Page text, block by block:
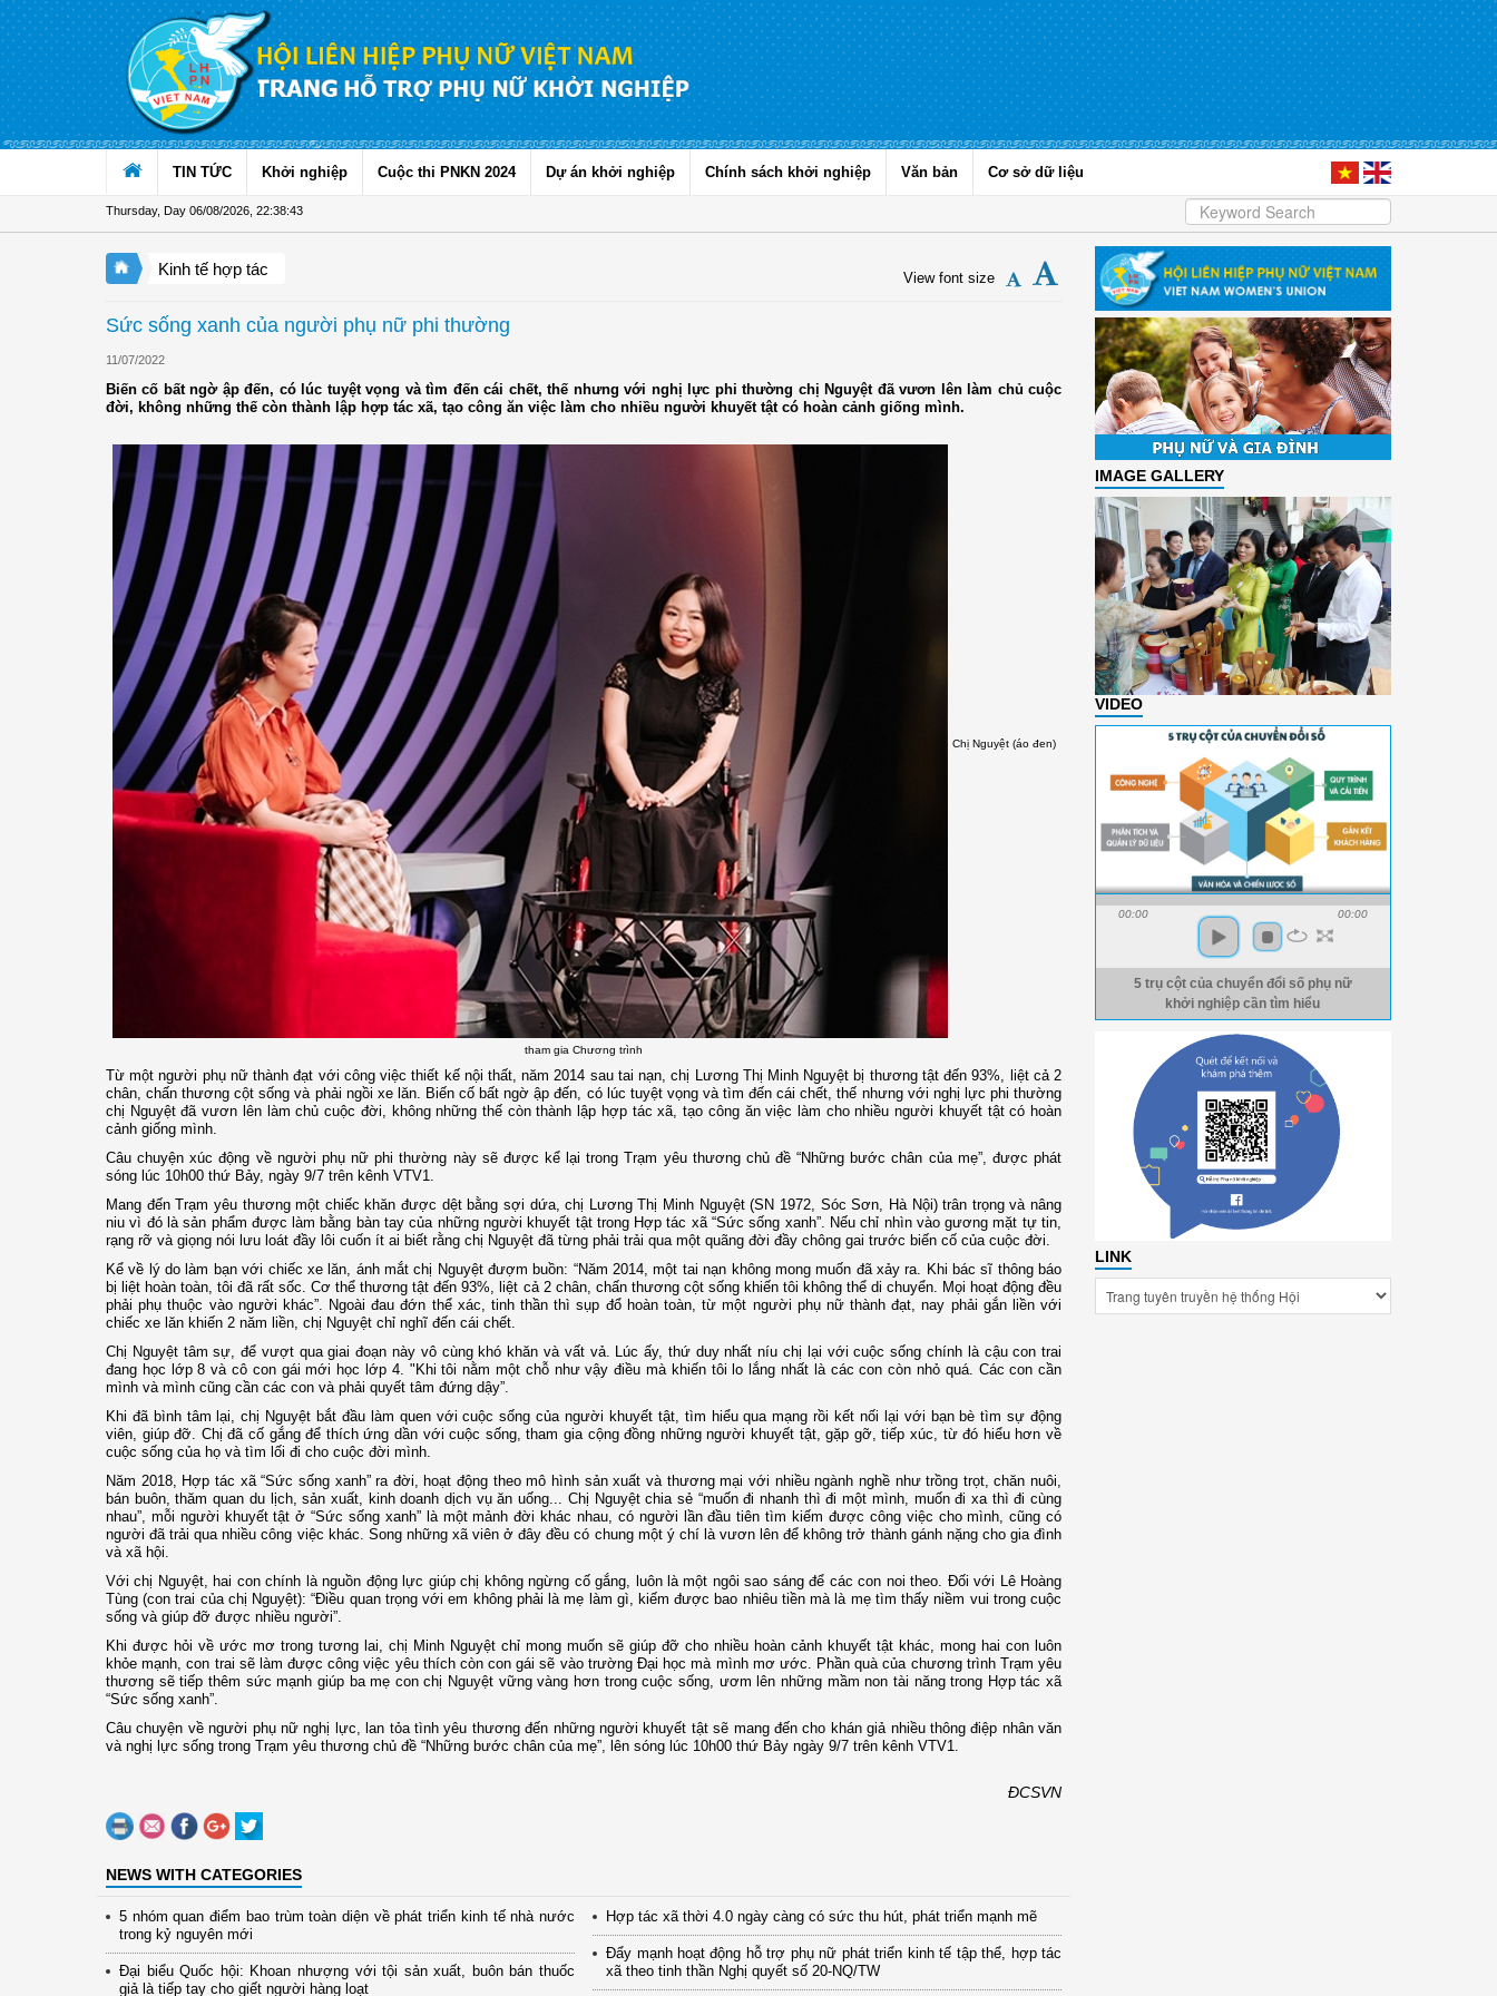
Skip to Content
TIN TỨC Khởi nghiệp Cuộc thi PNKN 2024 Dự án khởi nghiệp Chính sách khởi nghiệp Văn bản Cơ sở dữ liệu
Thursday, Day 06/08/2026 22:38:44
Kinh tế hợp tác View font size
Sức sống xanh của người phụ nữ phi thường
11/07/2022
Biến cố bất ngờ ập đến, có lúc tuyệt vọng và tìm đến cái chết, thế nhưng với nghị lực phi thường chị Nguyệt đã vươn lên làm chủ cuộc
đời, không những thế còn thành lập hợp tác xã, tạo công ăn việc làm cho nhiều người khuyết tật có hoàn cảnh giống mình.
Chị Nguyệt (áo đen)
tham gia Chương trình
Từ một người phụ nữ thành đạt với công việc thiết kế nội thất, năm 2014 sau tai nạn, chị Lương Thị Minh Nguyệt bị thương tật đến 93%, liệt cả 2
chân, chấn thương cột sống và phải ngồi xe lăn. Biến cố bất ngờ ập đến, có lúc tuyệt vọng và tìm đến cái chết, thế nhưng với nghị lực phi thường
chị Nguyệt đã vươn lên làm chủ cuộc đời, không những thế còn thành lập hợp tác xã, tạo công ăn việc làm cho nhiều người khuyết tật có hoàn
cảnh giống mình.
Câu chuyện xúc động về người phụ nữ phi thường này sẽ được kể lại trong Trạm yêu thương chủ đề “Những bước chân của mẹ”, được phát
sóng lúc 10h00 thứ Bảy, ngày 9/7 trên kênh VTV1.
Mang đến Trạm yêu thương một chiếc khăn được dệt bằng sợi dứa, chị Lương Thị Minh Nguyệt (SN 1972, Sóc Sơn, Hà Nội) trân trọng và nâng
niu vì đó là sản phẩm được làm bằng bàn tay của những người khuyết tật trong Hợp tác xã “Sức sống xanh”. Nếu chỉ nhìn vào gương mặt tự tin,
rạng rỡ và giọng nói lưu loát đầy lôi cuốn ít ai biết rằng chị Nguyệt đã từng phải trải qua một quãng đời đầy chông gai trước biến cố của cuộc đời.
Kể về lý do làm bạn với chiếc xe lăn, ánh mắt chị Nguyệt đượm buồn: “Năm 2014, một tai nạn không mong muốn đã xảy ra. Khi bác sĩ thông báo
bị liệt hoàn toàn, tôi đã rất sốc. Cơ thể thương tật đến 93%, liệt cả 2 chân, chấn thương cột sống khiến tôi không thể di chuyển. Mọi hoạt động đều
phải phụ thuộc vào người khác”. Ngoài đau đớn thể xác, tinh thần thì sụp đổ hoàn toàn, từ một người phụ nữ thành đạt, nay phải gắn liền với
chiếc xe lăn khiến 2 năm liền, chị Nguyệt chỉ nghĩ đến cái chết.
Chị Nguyệt tâm sự, để vượt qua giai đoạn này vô cùng khó khăn và vất vả. Lúc ấy, thứ duy nhất níu chị lại với cuộc sống chính là cậu con trai
đang học lớp 8 và cô con gái mới học lớp 4. "Khi tôi nằm một chỗ như vậy điều mà khiến tôi lo lắng nhất là các con còn nhỏ quá. Các con cần
mình và mình cũng cần các con và phải quyết tâm đứng dậy”.
Khi đã bình tâm lại, chị Nguyệt bắt đầu làm quen với cuộc sống của người khuyết tật, tìm hiểu qua mạng rồi kết nối lại với bạn bè tìm sự động
viên, giúp đỡ. Chị đã cố gắng để thích ứng dần với cuộc sống, tham gia cộng đồng những người khuyết tật, gặp gỡ, tiếp xúc, từ đó hiểu hơn về
cuộc sống của họ và tìm lối đi cho cuộc đời mình.
Năm 2018, Hợp tác xã “Sức sống xanh” ra đời, hoạt động theo mô hình sản xuất và thương mại với nhiều ngành nghề như trồng trọt, chăn nuôi,
bán buôn, thăm quan du lịch, sản xuất, kinh doanh dịch vụ ăn uống... Chị Nguyệt chia sẻ “muốn đi nhanh thì đi một mình, muốn đi xa thì đi cùng
nhau”, mỗi người khuyết tật ở “Sức sống xanh” là một mảnh đời khác nhau, có người lần đầu tiên tìm kiếm được công việc cho mình, cũng có
người đã trải qua nhiều công việc khác. Song những xã viên ở đây đều có chung một ý chí là vươn lên để không trở thành gánh nặng cho gia đình
và xã hội.
Với chị Nguyệt, hai con chính là nguồn động lực giúp chị không ngừng cố gắng, luôn là một ngôi sao sáng để các con noi theo. Đối với Lê Hoàng
Tùng (con trai của chị Nguyệt): “Điều quan trọng với em không phải là mẹ làm gì, kiếm được bao nhiêu tiền mà là mẹ tìm thấy niềm vui trong cuộc
sống và giúp đỡ được nhiều người”.
Khi được hỏi về ước mơ trong tương lai, chị Minh Nguyệt chỉ mong muốn sẽ giúp đỡ cho nhiều hoàn cảnh khuyết tật khác, mong hai con luôn
khỏe mạnh, con trai sẽ làm được công việc yêu thích còn con gái sẽ vào trường Đại học mà mình mơ ước. Phần quà của chương trình Trạm yêu
thương sẽ tiếp thêm sức mạnh giúp ba mẹ con chị Nguyệt vững vàng hơn trong cuộc sống, ươm lên những mầm non tài năng trong Hợp tác xã
“Sức sống xanh”.
Câu chuyện về người phụ nữ nghị lực, lan tỏa tình yêu thương đến những người khuyết tật sẽ mang đến cho khán giả nhiều thông điệp nhân văn
và nghị lực sống trong Trạm yêu thương chủ đề “Những bước chân của mẹ”, lên sóng lúc 10h00 thứ Bảy ngày 9/7 trên kênh VTV1.
ĐCSVN
NEWS WITH CATEGORIES
5 nhóm quan điểm bao trùm toàn diện về phát triển kinh tế nhà nước
trong kỷ nguyên mới
Đại biểu Quốc hội: Khoan nhượng với tội sản xuất, buôn bán thuốc
giả là tiếp tay cho giết người hàng loạt
Hợp tác xã thời 4.0 ngày càng có sức thu hút, phát triển mạnh mẽ
Đẩy mạnh hoạt động hỗ trợ phụ nữ phát triển kinh tế tập thể, hợp tác
xã theo tinh thần Nghị quyết số 20-NQ/TW
IMAGE GALLERY
VIDEO
00:00 00:00
5 trụ cột của chuyển đổi số phụ nữ
khởi nghiệp cần tìm hiểu
LINK